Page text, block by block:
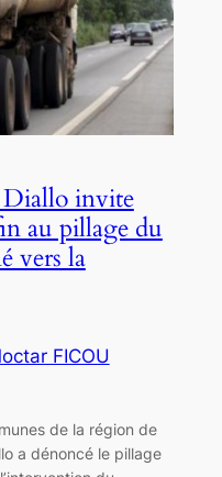
Diallo invite
au pillage du
vers la
FICOU
de la région de
a dénoncé le pillage